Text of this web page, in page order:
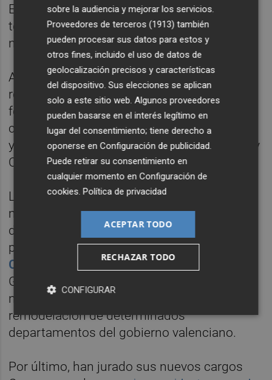
Ejecutivo ha desgranado las labores que
tendrán encomendados cada uno de los
nuevos consellers.
Además, ha asegurado que asumirá la
responsabilidad de la recuperación de la
forma "más ágil, rápida y eficaz". "Era el
cambio que tenía que producirse", ha dicho,
y ha añadido que las provincias de Alicante y
Castellón contribuirán a esa recuperación.
La toma de posesión ha arrancado con un
minuto de silencio por las víctimas de la
dana, tras lo que la vicepresidenta primera,
portavoz y secretaria del Consell,Susana
Camarero
ha leído el decreto de la
Generalitat que estableció los ceses y
nombramientos de consellers y la
remodelación de determinados
departamentos del gobierno valenciano.
Por último, han jurado sus nuevos cargos
sobre la audiencia y mejorar los servicios.
Proveedores de terceros (1913) también
pueden procesar sus datos para estos y
otros fines, incluido el uso de datos de
geolocalización precisos y características
del dispositivo. Sus elecciones se aplican
solo a este sitio web. Algunos proveedores
pueden basarse en el interés legítimo en
lugar del consentimiento; tiene derecho a
oponerse enConfiguración de publicidad.
Puede retirar su consentimiento en
cualquier momento enConfiguración de
cookies.Política de privacidad
ACEPTAR TODO
RECHAZAR TODO
CONFIGURAR